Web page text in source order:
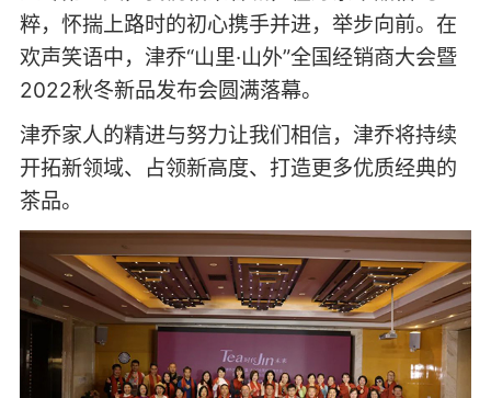
粹，怀揣上路时的初心携手并进，举步向前。在
欢声笑语中，津乔“山里·山外”全国经销商大会暨
2022秋冬新品发布会圆满落幕。
津乔家人的精进与努力让我们相信，津乔将持续
开拓新领域、占领新高度、打造更多优质经典的
茶品。